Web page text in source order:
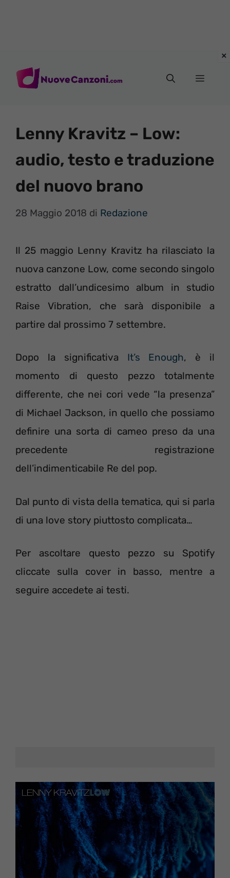
Menu
Lenny Kravitz – Low:
audio, testo e traduzione
del nuovo brano
28 Maggio 2018 di Redazione
Il 25 maggio Lenny Kravitz ha rilasciato la
nuova canzone Low, come secondo singolo
estratto dall’undicesimo album in studio
Raise Vibration, che sarà disponibile a
partire dal prossimo 7 settembre.
Dopo la significativa It’s Enough, è il
momento di questo pezzo totalmente
differente, che nei cori vede “la presenza”
di Michael Jackson, in quello che possiamo
definire una sorta di cameo preso da una
precedente registrazione
dell’indimenticabile Re del pop.
Dal punto di vista della tematica, qui si parla
di una love story piuttosto complicata…
Per ascoltare questo pezzo su Spotify
cliccate sulla cover in basso, mentre a
seguire accedete ai testi.